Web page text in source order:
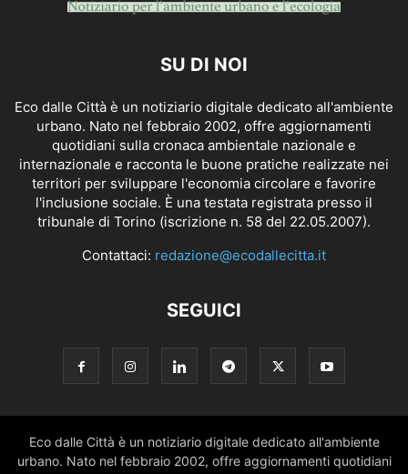
SU DI NOI
Eco dalle Città è un notiziario digitale dedicato all'ambiente
urbano. Nato nel febbraio 2002, offre aggiornamenti
quotidiani sulla cronaca ambientale nazionale e
internazionale e racconta le buone pratiche realizzate nei
territori per sviluppare l'economia circolare e favorire
l'inclusione sociale. È una testata registrata presso il
tribunale di Torino (iscrizione n. 58 del 22.05.2007).
Contattaci: redazione@ecodallecitta.it
SEGUICI
Eco dalle Città è un notiziario digitale dedicato all'ambiente
urbano. Nato nel febbraio 2002, offre aggiornamenti quotidiani